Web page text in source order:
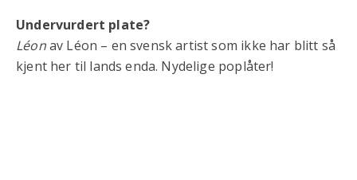
Undervurdert plate?
Léonav Léon – en svensk artist som ikke har blitt så
kjent her til lands enda. Nydelige poplåter!